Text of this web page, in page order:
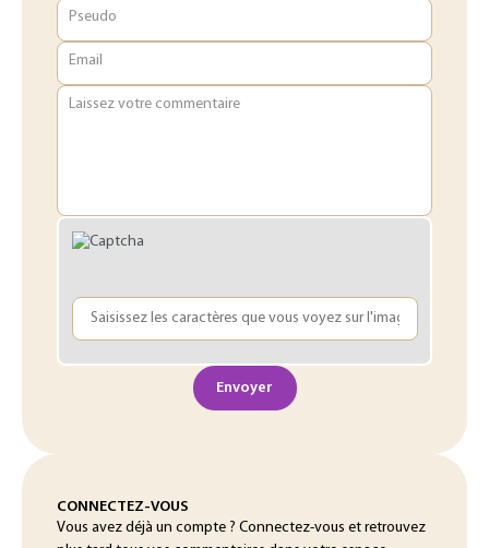
Pseudo
Email
Laissez votre commentaire
Envoyer
CONNECTEZ-VOUS
Vous avez déjà un compte ? Connectez-vous et retrouvez